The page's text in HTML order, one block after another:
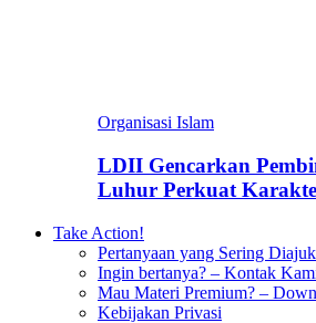
Organisasi Islam
LDII Gencarkan
Luhur Perkuat
Take Action!
Pertanyaan yang Sering
Ingin bertanya? – Kontak
Mau Materi Premium? –
Kebijakan Privasi